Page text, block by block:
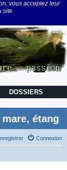
vous acceptez leur
site.
DOSSIERS
étang
Connexion